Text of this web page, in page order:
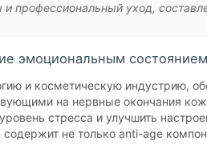
профессиональный уход,
эмоциональным состоянием
и косметическую индустрию,
на нервные окончания
стресса и улучшить
не только anti-age